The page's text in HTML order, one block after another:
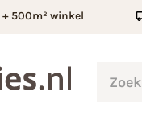
500m² winkel